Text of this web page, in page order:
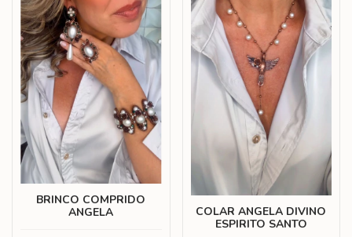
BRINCO COMPRIDO
ANGELA
COLAR ANGELA DIVINO
ESPIRITO SANTO